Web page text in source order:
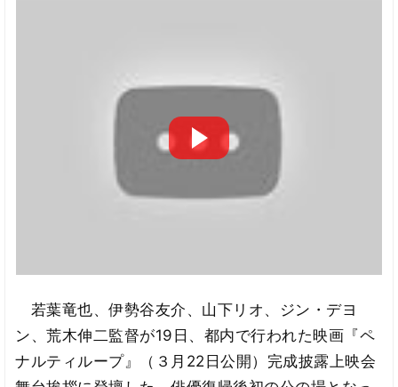
若葉竜也、伊勢谷友介、山下リオ、ジン・デヨ
ン、荒木伸二監督が19日、都内で行われた映画『ペ
ナルティループ』（３月22日公開）完成披露上映会